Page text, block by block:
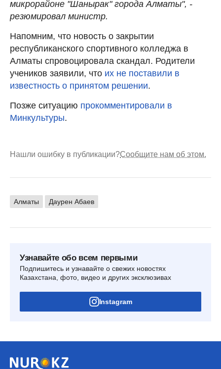
микрорайоне "Шанырак" города Алматы", -
резюмировал министр.
Напомним, что новость о закрытии
республиканского спортивного колледжа в
Алматы спровоцировала скандал. Родители
учеников заявили, что их не поставили в
известность о принятом решении.
Позже ситуацию прокомментировали в
Минкультуры.
Нашли ошибку в публикации?Сообщите нам об этом.
Алматы Даурен Абаев
Узнавайте обо всем первыми
Подпишитесь и узнавайте о свежих новостях
Казахстана, фото, видео и других эксклюзивах
Instagram